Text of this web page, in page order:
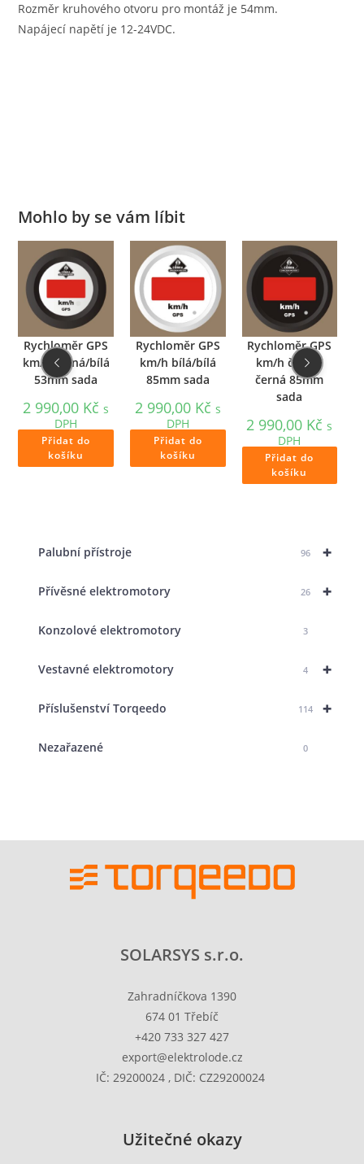
Rozměr kruhového otvoru pro montáž je 54mm.
Napájecí napětí je 12-24VDC.
Mohlo by se vám líbit
Rychloměr GPS
km/h černá/bílá
53mm sada
2 990,00 Kč s
DPH
Přidat do
košíku
Rychloměr GPS
km/h bílá/bílá
85mm sada
2 990,00 Kč s
DPH
Přidat do
košíku
Rychloměr GPS
km/h černá/
černá 85mm
sada
2 990,00 Kč s
DPH
Přidat do
košíku
+
Palubní přístroje 96
+
Přívěsné elektromotory 26
Konzolové elektromotory 3
+
Vestavné elektromotory 4
+
Příslušenství Torqeedo 114
Nezařazené 0
SOLARSYS s.r.o.
Zahradníčkova 1390
674 01 Třebíč
+420 733 327 427
export@elektrolode.cz
IČ: 29200024 , DIČ: CZ29200024
Užitečné okazy